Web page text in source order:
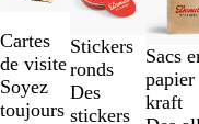
Cartes
de visite
Soyez
toujours
Stickers
ronds
Des
stickers
Sacs
papier
kraft
2
sur
7